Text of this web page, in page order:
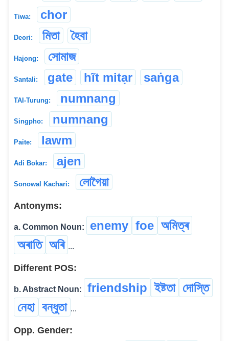
Tiwa: chor
Deori: মিতা হৈবা
Hajong: সোমাজ
Santali: gate hĩt mitạr saṅga
TAI-Turung: numnang
Singpho: numnang
Paite: lawm
Adi Bokar: ajen
Sonowal Kachari: লোগৈয়া
Antonyms:
a. Common Noun: enemy foe অমিত্ৰ
অৰাতি অৰি ...
Different POS:
b. Abstract Noun: friendship ইষ্টতা দোস্তি
নেহা বন্ধুতা ...
Opp. Gender: